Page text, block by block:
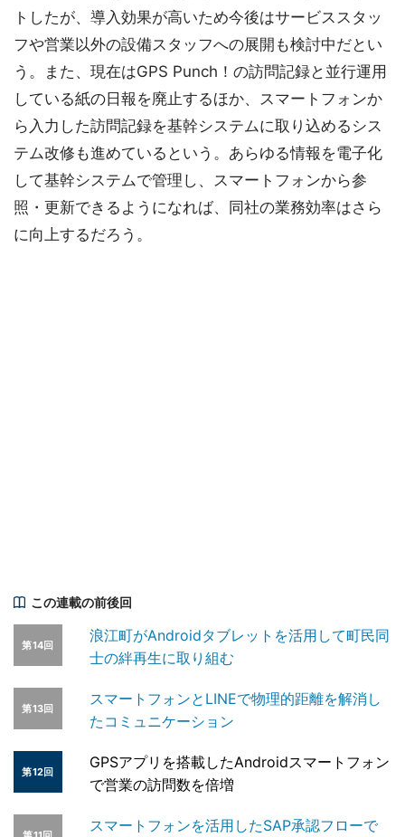
トしたが、導入効果が高いため今後はサービススタッ
フや営業以外の設備スタッフへの展開も検討中だとい
う。また、現在はGPS Punch！の訪問記録と並行運用
している紙の日報を廃止するほか、スマートフォンか
ら入力した訪問記録を基幹システムに取り込めるシス
テム改修も進めているという。あらゆる情報を電子化
して基幹システムで管理し、スマートフォンから参
照・更新できるようになれば、同社の業務効率はさら
に向上するだろう。
この連載の前後回
第14回
浪江町がAndroidタブレットを活用して町民同
士の絆再生に取り組む
第13回
スマートフォンとLINEで物理的距離を解消し
たコミュニケーション
第12回
GPSアプリを搭載したAndroidスマートフォン
で営業の訪問数を倍増
スマートフォンを活用したSAP承認フローで